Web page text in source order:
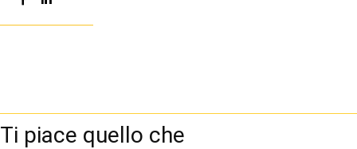
Ti piace quello che